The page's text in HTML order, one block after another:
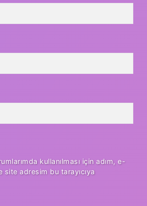
kullanılması için adım, e-
adresim bu tarayıcıya